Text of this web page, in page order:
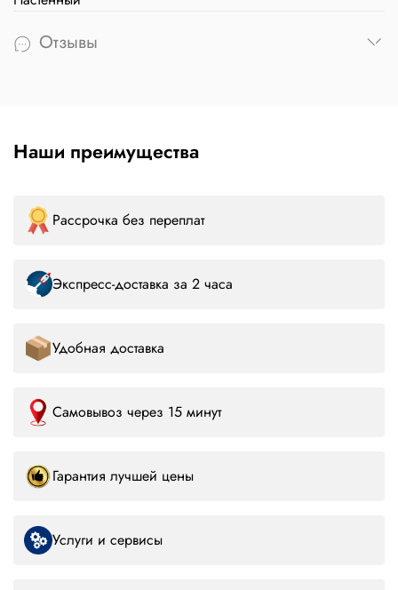
Отзывы
Наши преимущества
Рассрочка без переплат
Экспресс-доставка за 2 часа
Удобная доставка
Самовывоз через 15 минут
Гарантия лучшей цены
Услуги и сервисы